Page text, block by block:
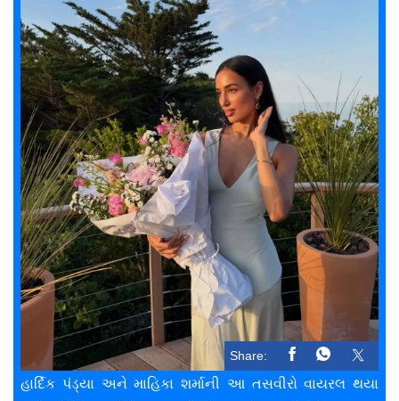
Share:
હાર્દિક પંડ્યા અને માહિકા શર્માની આ તસવીરો વાયરલ થયા